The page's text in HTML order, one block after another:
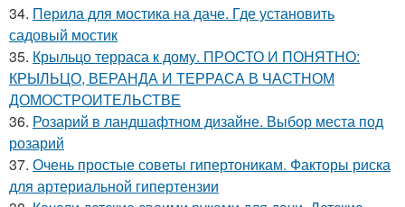
34. Перила для мостика на даче. Где установить
садовый мостик
35. Крыльцо терраса к дому. ПРОСТО И ПОНЯТНО:
КРЫЛЬЦО, ВЕРАНДА И ТЕРРАСА В ЧАСТНОМ
ДОМОСТРОИТЕЛЬСТВЕ
36. Розарий в ландшафтном дизайне. Выбор места под
розарий
37. Очень простые советы гипертоникам. Факторы риска
для артериальной гипертензии